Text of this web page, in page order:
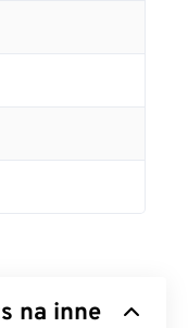
na inne